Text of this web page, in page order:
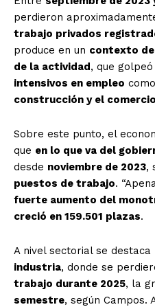
perdieron
trabajo privados
produce en un contexto
de la actividad, que
intensivos en empleo
construcción y el comercio
Sobre este punto, el
que en lo que va del
desde noviembre de 2023,
puestos de trabajo.
fuerte aumento del
creció en 159.501 plazas.
A nivel sectorial se destaca
industria, donde se
trabajo durante 2025, la
semestre, según Campos.